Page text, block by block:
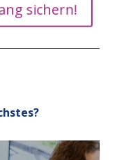
sichern!